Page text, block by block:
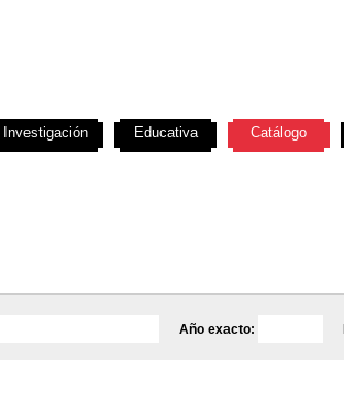
Año exacto:
Investigación Educativa Catálogo